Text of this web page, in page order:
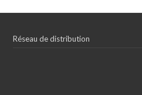
Réseau de distribution